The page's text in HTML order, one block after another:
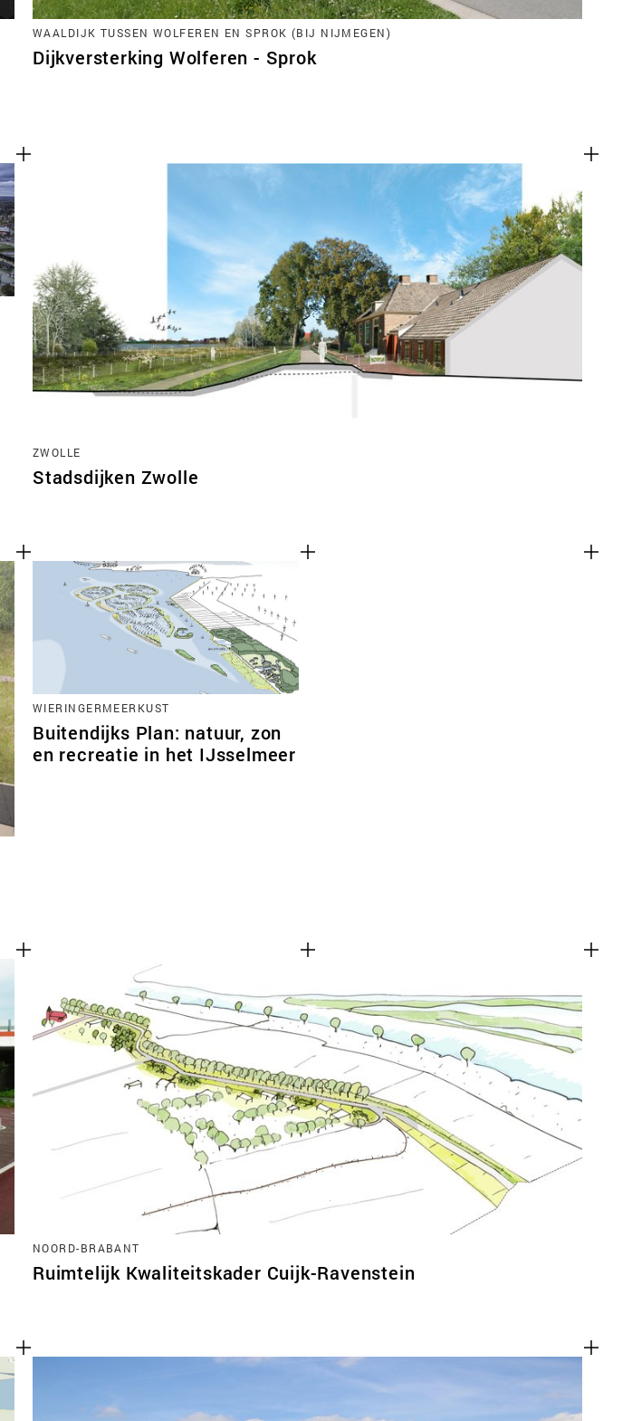
WAALDIJK TUSSEN WOLFEREN EN SPROK (BIJ NIJMEGEN)
Dijkversterking Wolferen - Sprok
ZWOLLE
Stadsdijken Zwolle
WIERINGERMEERKUST
Buitendijks Plan: natuur, zon
en recreatie in het IJsselmeer
NOORD-BRABANT
Ruimtelijk Kwaliteitskader Cuijk-Ravenstein